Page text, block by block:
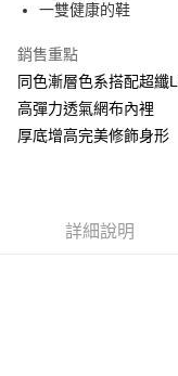
ATM付款
付款後萊爾富取貨
一雙健康的鞋
銷售重點
同色漸層色系搭配超纖
高彈力透氣網布內裡
厚底增高完美修飾身形
詳細說明